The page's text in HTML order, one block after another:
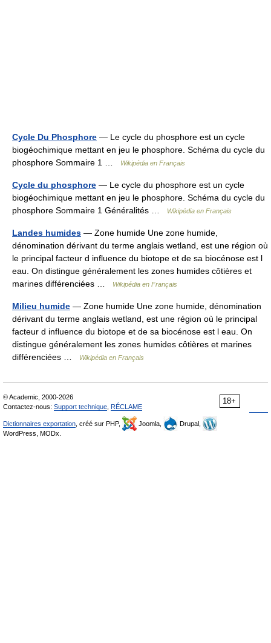
Cycle Du Phosphore — Le cycle du phosphore est un cycle
biogéochimique mettant en jeu le phosphore. Schéma du cycle du
phosphore Sommaire 1 …
Wikipédia en Français
Cycle du phosphore — Le cycle du phosphore est un cycle
biogéochimique mettant en jeu le phosphore. Schéma du cycle du
phosphore Sommaire 1 Généralités …
Wikipédia en Français
Landes humides — Zone humide Une zone humide,
dénomination dérivant du terme anglais wetland, est une région où
le principal facteur d influence du biotope et de sa biocénose est l
eau. On distingue généralement les zones humides côtières et
marines différenciées …
Wikipédia en Français
Milieu humide — Zone humide Une zone humide, dénomination
dérivant du terme anglais wetland, est une région où le principal
facteur d influence du biotope et de sa biocénose est l eau. On
distingue généralement les zones humides côtières et marines
différenciées …
Wikipédia en Français
18+
© Academic, 2000-2026
Contactez-nous: Support technique RÉCLAME
Dictionnaires exportation , créé sur PHP, Joomla,
Drupal,
WordPress, MODx.